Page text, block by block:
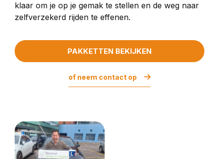
klaar om je op je gemak te stellen en de weg naar
zelfverzekerd rijden te effenen.
PAKKETTEN BEKIJKEN
of neem contact op